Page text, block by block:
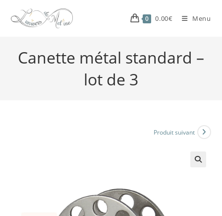
0 0.00€ Menu
Canette métal standard –
lot de 3
Produit suivant